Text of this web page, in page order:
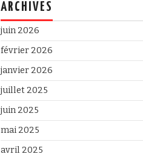
ARCHIVES
juin 2026
février 2026
janvier 2026
juillet 2025
juin 2025
mai 2025
avril 2025